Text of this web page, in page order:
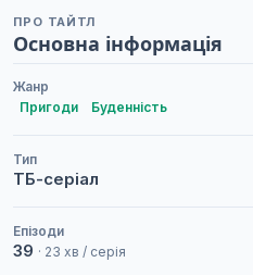
ПРО ТАЙТЛ
Основна інформація
Жанр
Пригоди
Буденність
Тип
ТБ-серіал
Епізоди
39 · 23 хв / серія